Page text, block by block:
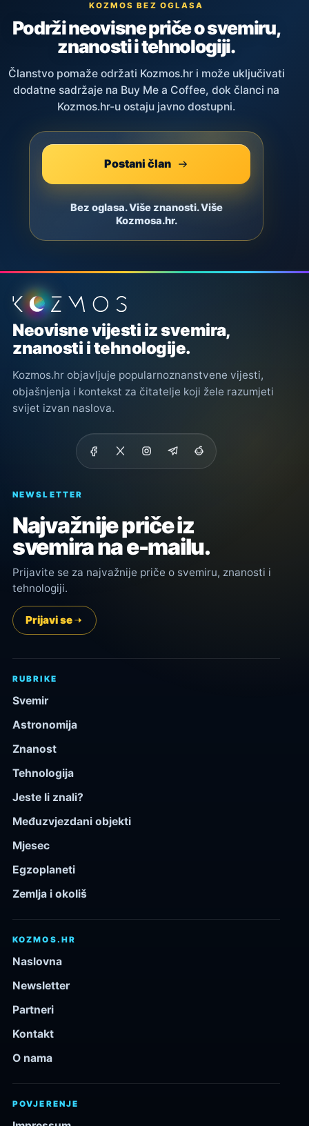
KOZMOS BEZ OGLASA
Podrži neovisne priče o svemiru,
znanosti i tehnologiji.
Članstvo pomaže održati Kozmos.hr i može uključivati
dodatne sadržaje na Buy Me a Coffee, dok članci na
Kozmos.hr-u ostaju javno dostupni.
Postani član
Bez oglasa. Više znanosti. Više
Kozmosa.hr.
Podnožje stranice
Neovisne vijesti iz svemira,
znanosti i tehnologije.
Kozmos.hr objavljuje popularnoznanstvene vijesti,
objašnjenja i kontekst za čitatelje koji žele razumjeti
svijet izvan naslova.
NEWSLETTER
Najvažnije priče iz
svemira na e-mailu.
Prijavite se za najvažnije priče o svemiru, znanosti i
tehnologiji.
Prijavi se
RUBRIKE
Svemir
Astronomija
Znanost
Tehnologija
Jeste li znali?
Međuzvjezdani objekti
Mjesec
Egzoplaneti
Zemlja i okoliš
KOZMOS.HR
Naslovna
Newsletter
Partneri
Kontakt
O nama
POVJERENJE